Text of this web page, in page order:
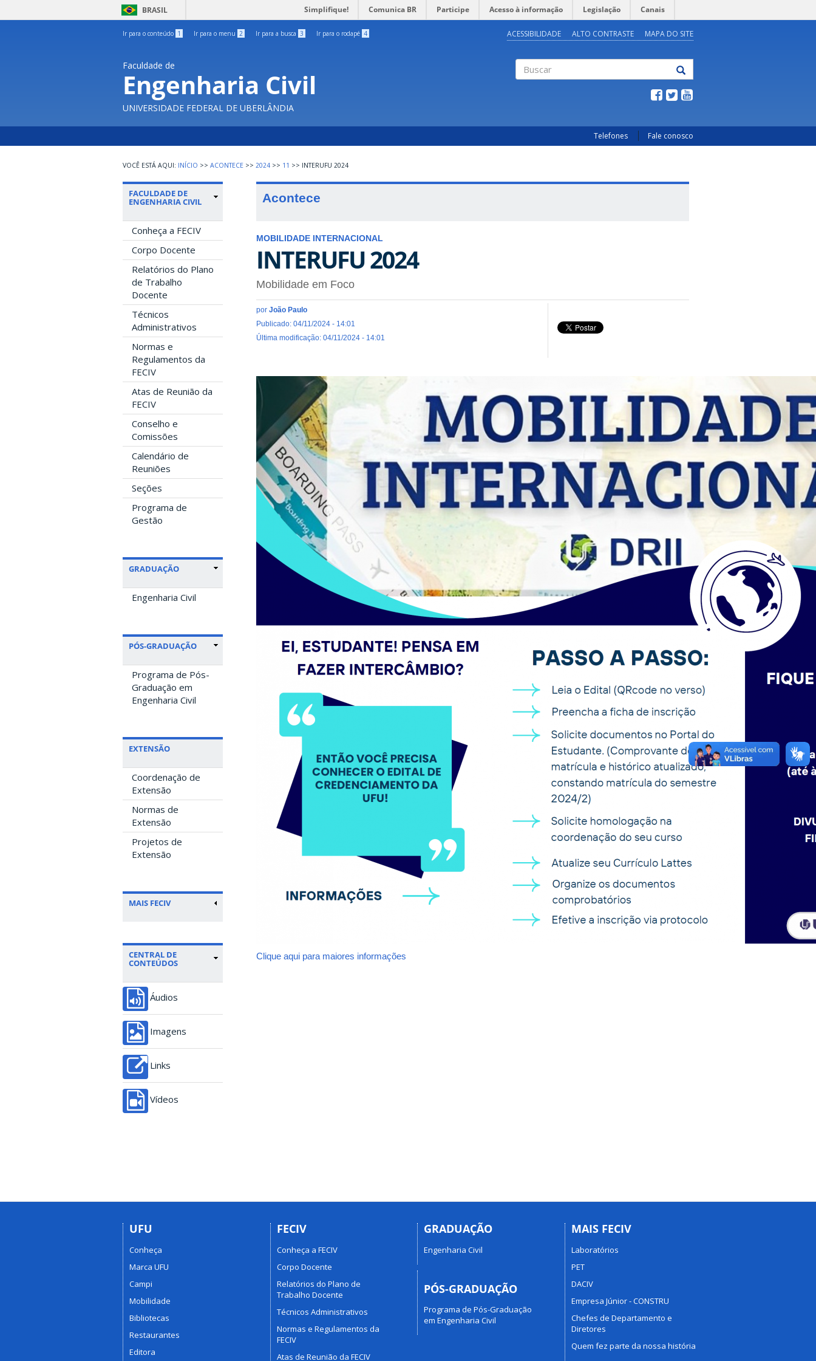
BRASIL Simplifique! Comunica BR Participe Acesso à informação Legislação Canais
Ir para o conteúdo 1 Ir para o menu 2 Ir para a busca 3 Ir para o rodapé 4 ACESSIBILIDADE ALTO CONTRASTE MAPA DO SITE
Faculdade de
Engenharia Civil
UNIVERSIDADE FEDERAL DE UBERLÂNDIA
Telefones Fale conosco
INÍCIO >> ACONTECE >> 2024 >> 11 >> INTERUFU 2024
FACULDADE DE
ENGENHARIA CIVIL
Conheça a FECIV
Corpo Docente
Relatórios do Plano
de Trabalho
Docente
Técnicos
Administrativos
Normas e
Regulamentos da
FECIV
Atas de Reunião da
FECIV
Conselho e
Comissões
Calendário de
Reuniões
Seções
Programa de
Gestão
GRADUAÇÃO
Engenharia Civil
PÓS-GRADUAÇÃO
Programa de Pós-
Graduação em
Engenharia Civil
EXTENSÃO
Coordenação de
Extensão
Normas de
Extensão
Projetos de
Extensão
MAIS FECIV
CENTRAL DE
CONTEÚDOS
Áudios
Imagens
Links
Vídeos
Acontece
MOBILIDADE INTERNACIONAL
INTERUFU 2024
Mobilidade em Foco
por João Paulo
Publicado: 04/11/2024 - 14:01
Última modificação: 04/11/2024 - 14:01
Clique aqui para maiores informações
UFU
Conheça
Marca UFU
Campi
Mobilidade
Bibliotecas
Restaurantes
Editora
FECIV
Conheça a FECIV
Corpo Docente
Relatórios do Plano de
Trabalho Docente
Técnicos Administrativos
Normas e Regulamentos da
FECIV
Atas de Reunião da FECIV
GRADUAÇÃO
Engenharia Civil
PÓS-GRADUAÇÃO
Programa de Pós-Graduação
em Engenharia Civil
MAIS FECIV
Laboratórios
PET
DACIV
Empresa Júnior - CONSTRU
Chefes de Departamento e
Diretores
Quem fez parte da nossa história